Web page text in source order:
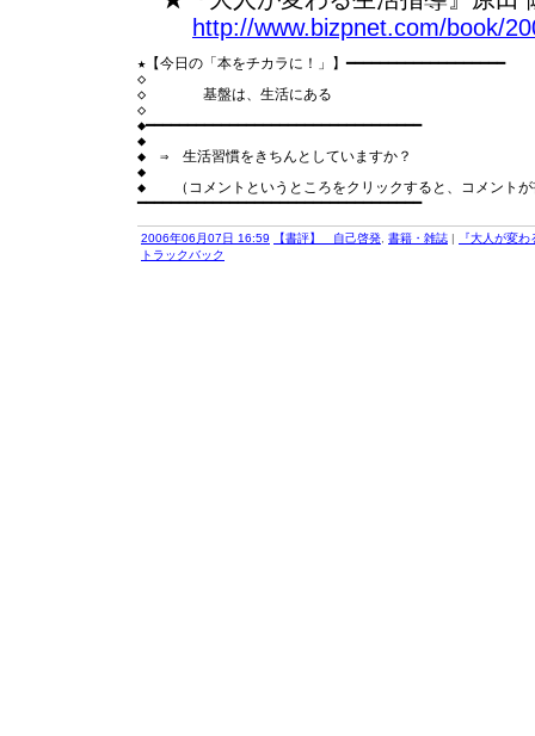
http://www.bizpnet.com/book/
★【今日の「本をチカラに！」】━━━━━━━━━━━━━━━━━━━
◇
◇　　　　基盤は、生活にある
◇
◆━━━━━━━━━━━━━━━━━━━━━━━━━━━━━━━━━
◆
◆　⇒　生活習慣をきちんとしていますか？
◆
◆　　（コメントというところをクリックすると、コメント
2006年06月07日 16:59 【書評】 自己啓発 書籍・雑誌 |
『大人が変
トラックバック